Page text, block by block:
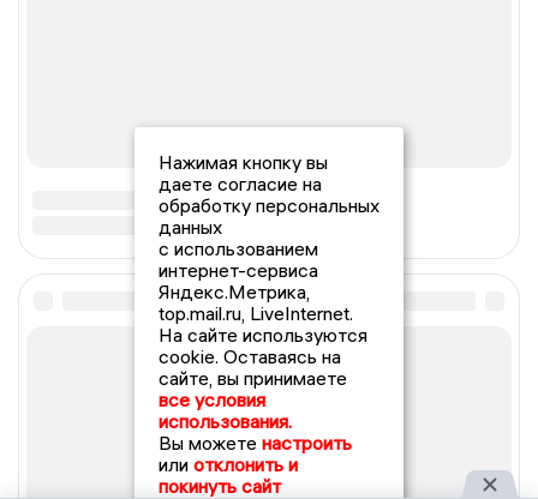
Нажимая кнопку вы
даете согласие на
обработку персональных
данных
с использованием
интернет-сервиса
Яндекс.Метрика,
top.mail.ru, LiveInternet.
На сайте используются
cookie. Оставаясь на
сайте, вы принимаете
все условия
использования.
Вы можете настроить
или отклонить и
покинуть сайт